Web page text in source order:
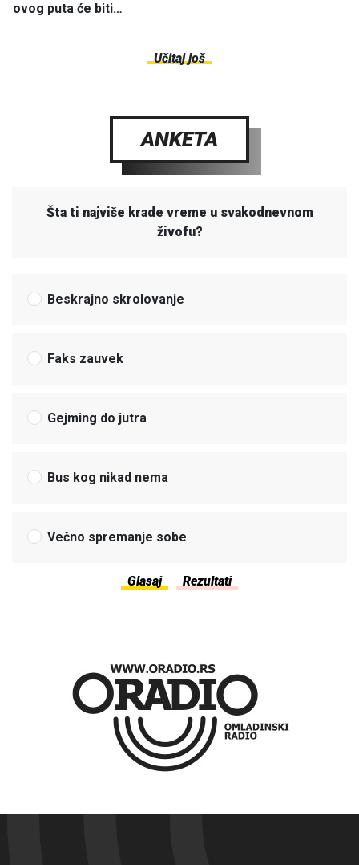
ovog puta će biti…
Učitaj još
ANKETA
Šta ti najviše krade vreme u svakodnevnom
živofu?
Beskrajno skrolovanje
Faks zauvek
Gejming do jutra
Bus kog nikad nema
Večno spremanje sobe